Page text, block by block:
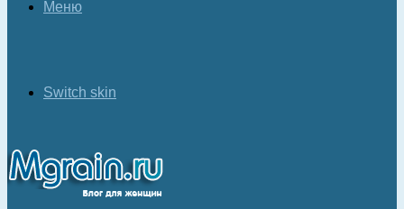
Меню
Switch skin